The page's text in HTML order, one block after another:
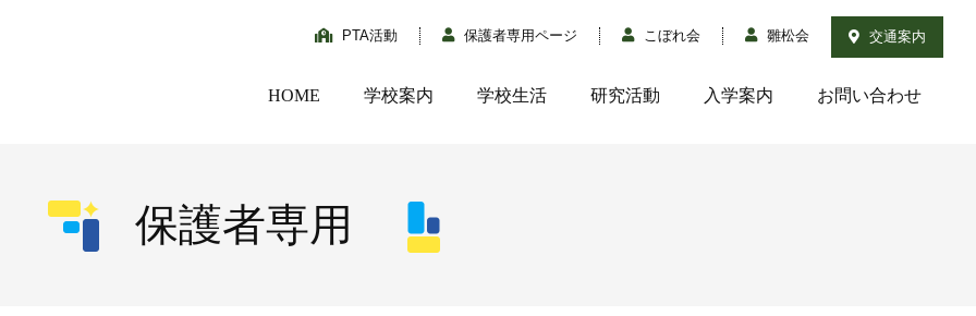
PTA活動 保護者専用ページ こぼれ会 雛松会 交通案内
HOME 学校案内 学校生活 研究活動 入学案内 お問い合わせ
保護者専用